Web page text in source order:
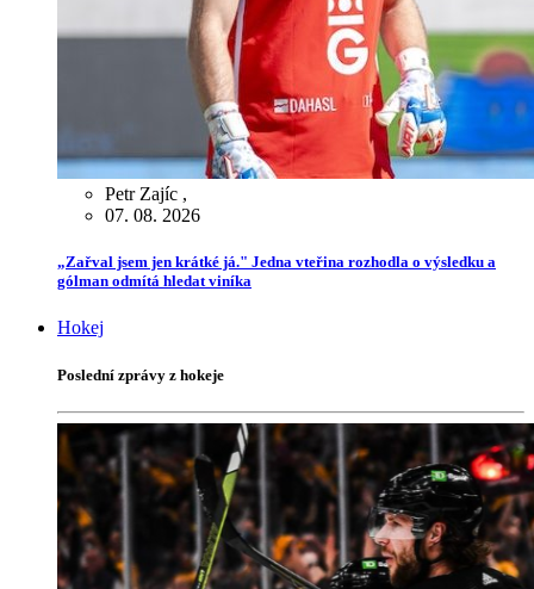
Petr Zajíc ,
07. 08. 2026
„Zařval jsem jen krátké já." Jedna vteřina rozhodla o výsledku a
gólman odmítá hledat viníka
Hokej
Poslední zprávy z hokeje